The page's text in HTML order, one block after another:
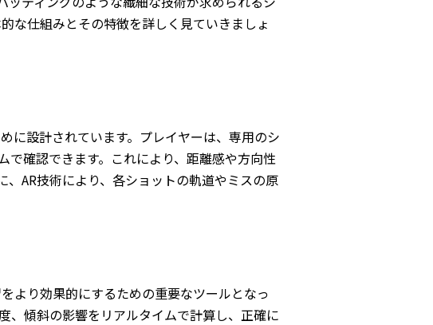
な仕組みとその特徴を詳しく見ていきましょ
に設計されています。プレイヤーは、専用のシ
で確認できます。これにより、距離感や方向性
AR技術により、各ショットの軌道やミスの原
より効果的にするための重要なツールとなっ
、傾斜の影響をリアルタイムで計算し、正確に